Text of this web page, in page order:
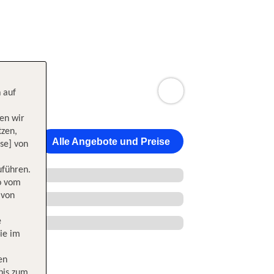
Alle Angebote und Preise
auf
wir
von
vom
im